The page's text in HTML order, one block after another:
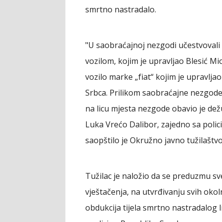
smrtno nastradalo.
"U saobraćajnoj nezgodi
vozilom, kojim je upravljao Blesić
vozilo marke „fiat“ kojim je
Srbca. Prilikom saobraćajne
na licu mjesta nezgode obavio je
Luka Vrećo Dalibor, zajedno sa
saopštilo je Okružno javno
Tužilac je naložio da se preduzmu
vještačenja, na utvrđivanju svih
obdukcija tijela smrtno nastradalog